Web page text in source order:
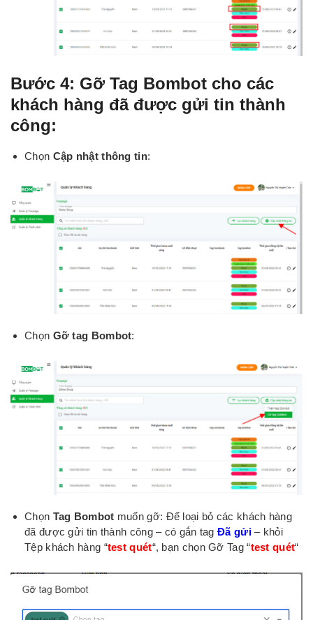
Bước 4: Gỡ Tag Bombot cho các
khách hàng đã được gửi tin thành
công:
Chọn Cập nhật thông tin:
Chọn Gỡ tag Bombot:
Chọn Tag Bombot muốn gỡ: Để loại bỏ các khách hàng
đã được gửi tin thành công – có gắn tagĐã gửi– khỏi
Tệp khách hàng “test quét“, bạn chọn Gỡ Tag “test quét“